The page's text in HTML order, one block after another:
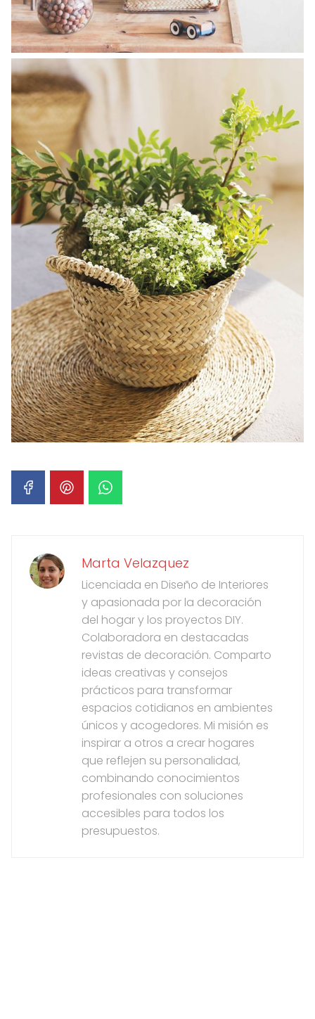
Marta Velazquez
Licenciada en Diseño de Interiores
y apasionada por la decoración
del hogar y los proyectos DIY.
Colaboradora en destacadas
revistas de decoración. Comparto
ideas creativas y consejos
prácticos para transformar
espacios cotidianos en ambientes
únicos y acogedores. Mi misión es
inspirar a otros a crear hogares
que reflejen su personalidad,
combinando conocimientos
profesionales con soluciones
accesibles para todos los
presupuestos.